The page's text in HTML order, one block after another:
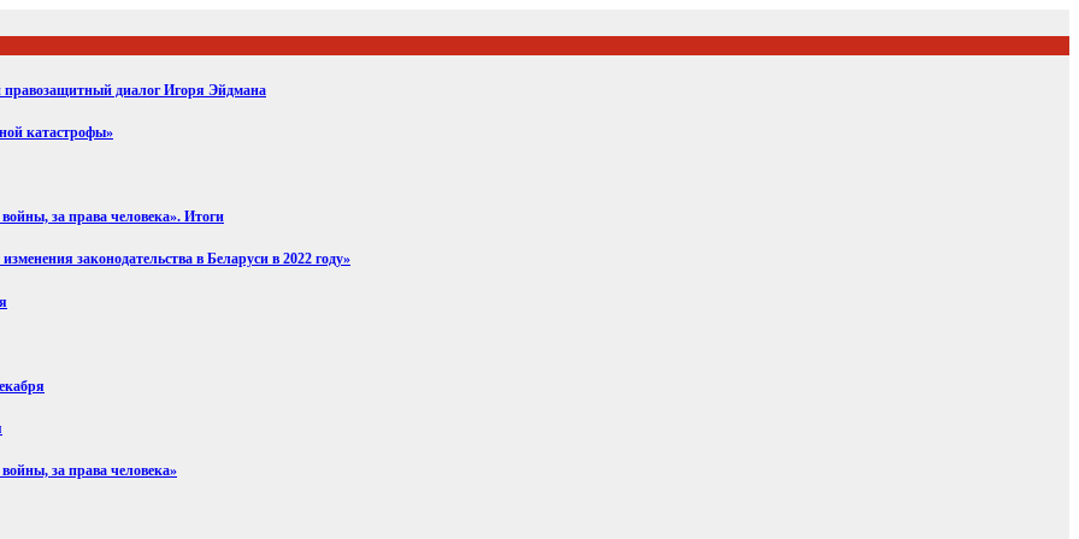
правозащитный диалог Игоря Эйдмана
катастрофы»
за права человека». Итоги
законодательства в Беларуси в 2022 году»
за права человека»